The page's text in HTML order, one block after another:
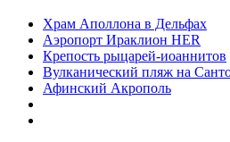
Храм Аполлона в Дельфах
Аэропорт Ираклион HER
Крепость рыцарей-иоаннитов
Вулканический пляж на
Афинский Акрополь